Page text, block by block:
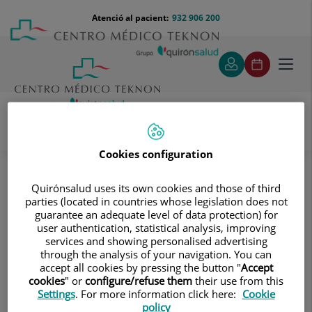
contingut
Menú
teléfono
cabecera
932 906 200
Atenció al pacient:
Dra. María Colomé Calafí
Cirurgia nasal estètica (rinoplàstia)
Preguntas frecuentes sobre la
Rinoplastia
¿Cuándo es recomendable la
Cookies configuration
Quirónsalud uses its own cookies and those of third
parties (located in countries whose legislation does not
guarantee an adequate level of data protection) for
user authentication, statistical analysis, improving
services and showing personalised advertising
through the analysis of your navigation. You can
accept all cookies by pressing the button "Accept
cookies" or configure/refuse them their use from this
Settings. For more information click here: Cookie
policy